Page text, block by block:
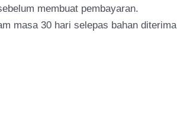
membuat pembayaran.
masa 30 hari selepas bahan